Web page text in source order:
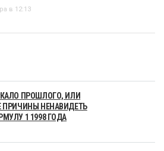
в 12:13
ПРОШЛОГО, ИЛИ
ПРИЧИНЫ НЕНАВИДЕТЬ
1 1998 ГОДА